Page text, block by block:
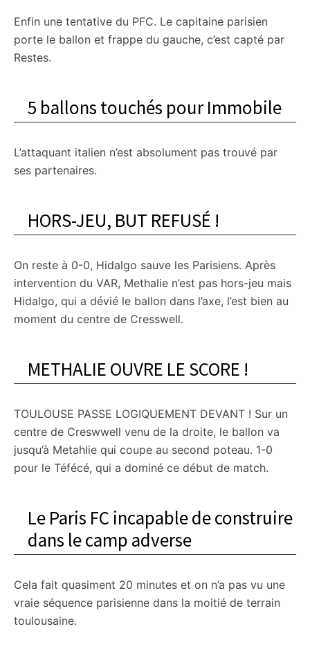
Enfin une tentative du PFC. Le capitaine parisien
porte le ballon et frappe du gauche, c’est capté par
Restes.
5 ballons touchés pour Immobile
L’attaquant italien n’est absolument pas trouvé par
ses partenaires.
HORS-JEU, BUT REFUSÉ !
On reste à 0-0, Hidalgo sauve les Parisiens. Après
intervention du VAR, Methalie n’est pas hors-jeu mais
Hidalgo, qui a dévié le ballon dans l’axe, l’est bien au
moment du centre de Cresswell.
METHALIE OUVRE LE SCORE !
TOULOUSE PASSE LOGIQUEMENT DEVANT ! Sur un
centre de Creswwell venu de la droite, le ballon va
jusqu’à Metahlie qui coupe au second poteau. 1-0
pour le Téfécé, qui a dominé ce début de match.
Le Paris FC incapable de construire
dans le camp adverse
Cela fait quasiment 20 minutes et on n’a pas vu une
vraie séquence parisienne dans la moitié de terrain
toulousaine.